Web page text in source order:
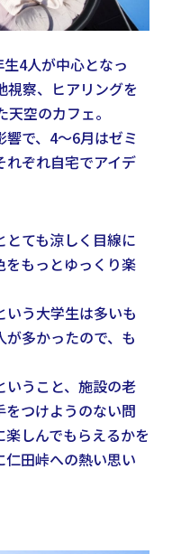
4人が中心となっ
視察、ヒアリングを
空のカフェ。
で、4～6月はゼミ
れぞれ自宅でアイデ
とても涼しく目線に
もっとゆっくり楽
いう大学生は多いも
多かったので、も
いうこと、施設の老
つけようのない問
しんでもらえるかを
田峠への熱い思い